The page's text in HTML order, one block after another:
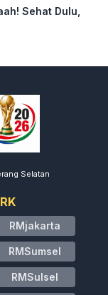
Sehat Dulu,
Selatan
RMjakarta
RMSumsel
RMSulsel